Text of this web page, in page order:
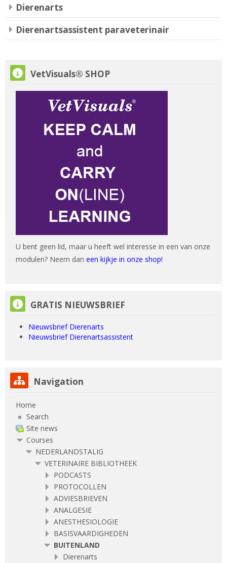
Dierenarts
Dierenartsassistent paraveterinair
Skip VetVisuals® SHOP
VetVisuals® SHOP
U bent geen lid, maar u heeft wel interesse in een van onze
modulen? Neem dan een kijkje in onze shop!
Skip GRATIS NIEUWSBRIEF
GRATIS NIEUWSBRIEF
Nieuwsbrief Dierenarts
Nieuwsbrief Dierenartsassistent
Skip Navigation
Navigation
Home
Search
Site news
Courses
NEDERLANDSTALIG
VETERINAIRE BIBLIOTHEEK
PODCASTS
PROTOCOLLEN
ADVIESBRIEVEN
ANALGESIE
ANESTHESIOLOGIE
BASISVAARDIGHEDEN
BUITENLAND
Dierenarts